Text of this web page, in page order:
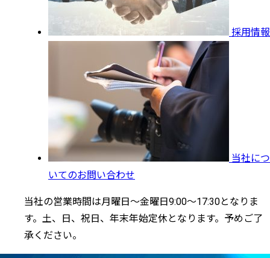
採用情報
当社につ
いてのお問い合わせ
当社の営業時間は月曜日～金曜日9:00～17:30となりま
す。土、日、祝日、年末年始定休となります。予めご了
承ください。